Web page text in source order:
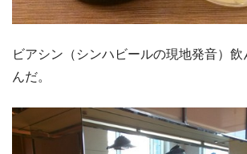
ビアシン（シンハビールの現地発音）
んだ。